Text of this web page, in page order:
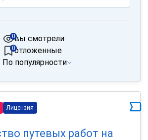
вы смотрели
0
отложенные
0
По популярности
Лицензия
путевых работ на